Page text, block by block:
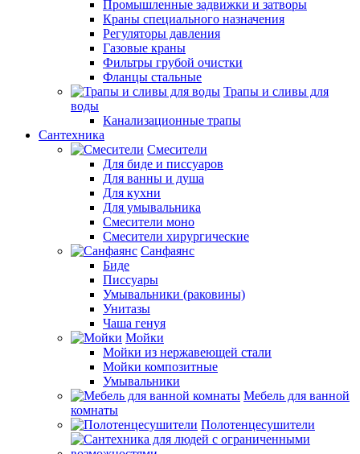
Промышленные задвижки и затворы
Краны специального назначения
Регуляторы давления
Газовые краны
Фильтры грубой очистки
Фланцы стальные
Трапы и сливы для
воды
Канализационные трапы
Сантехника
Смесители
Для биде и писсуаров
Для ванны и душа
Для кухни
Для умывальника
Смесители моно
Смесители хирургические
Санфаянс
Биде
Писсуары
Умывальники (раковины)
Унитазы
Чаша генуя
Мойки
Мойки из нержавеющей стали
Мойки композитные
Умывальники
Мебель для ванной
комнаты
Полотенцесушители